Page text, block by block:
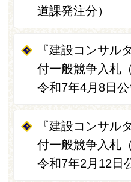
道課発注分）
『建設コンサル
付一般競争入札
令和7年4月8日公
『建設コンサル
付一般競争入札
令和7年2月12日